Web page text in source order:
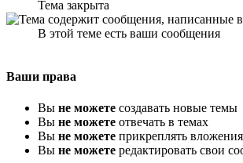
Тема закрыта
В этой теме есть ваши сообщения
Ваши права
Вы не можете создавать новые темы
Вы не можете отвечать в темах
Вы не можете прикреплять вложения
Вы не можете редактировать свои